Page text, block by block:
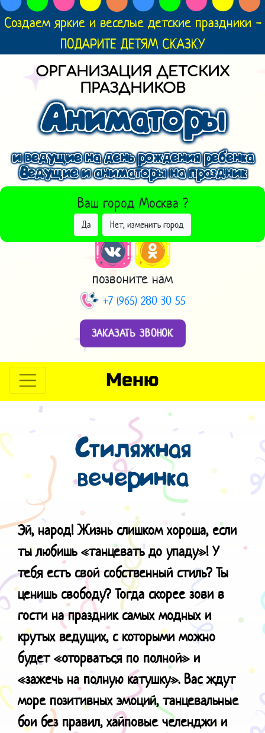
Создаем яркие и веселые детские праздники -
ПОДАРИТЕ ДЕТЯМ СКАЗКУ
ОРГАНИЗАЦИЯ ДЕТСКИХ
ПРАЗДНИКОВ
Аниматоры
и ведущие на день рождения ребенка
Ведущие и аниматоры на праздник
Ваш город Москва ?
Да Нет, изменить город
ВЫБРАТЬ ДРУГОЙ ГОРОД
позвоните нам
+7 (965) 280 30 55
ЗАКАЗАТЬ ЗВОНОК
Меню
Стиляжная
вечеринка
Эй, народ! Жизнь слишком хороша, если
ты любишь «танцевать до упаду»! У
тебя есть свой собственный стиль? Ты
ценишь свободу? Тогда скорее зови в
гости на праздник самых модных и
крутых ведущих, с которыми можно
будет «оторваться по полной» и
«зажечь на полную катушку». Вас ждут
море позитивных эмоций, танцевальные
бои без правил, хайповые челенджи и